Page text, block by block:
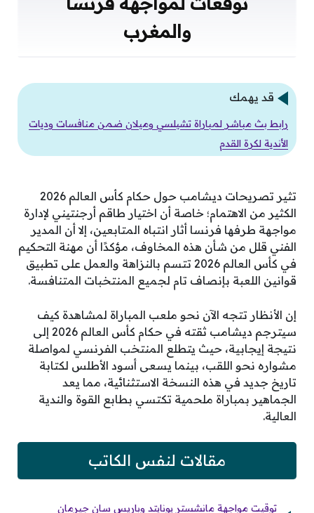
والمغرب
قد يهمك
رابط بث مباشر لمباراة تشيلسي وميلان ضمن منافسات وديات
الأندية لكرة القدم
تثير تصريحات ديشامب حول حكام كأس العالم 2026
الكثير من الاهتمام؛ خاصة أن اختيار طاقم أرجنتيني لإدارة
مواجهة طرفها فرنسا أثار انتباه المتابعين، إلا أن المدير
الفني قلل من شأن هذه المخاوف، مؤكدًا أن مهنة التحكيم
في كأس العالم 2026 تتسم بالنزاهة والعمل على تطبيق
قوانين اللعبة بإنصاف تام لجميع المنتخبات المتنافسة.
إن الأنظار تتجه الآن نحو ملعب المباراة لمشاهدة كيف
سيترجم ديشامب ثقته في حكام كأس العالم 2026 إلى
نتيجة إيجابية، حيث يتطلع المنتخب الفرنسي لمواصلة
مشواره نحو اللقب، بينما يسعى أسود الأطلس لكتابة
تاريخ جديد في هذه النسخة الاستثنائية، مما يعد
الجماهير بمباراة ملحمية تكتسي بطابع القوة والندية
العالية.
مقالات لنفس الكاتب
توقيت مواجهة مانشستر يونايتد وباريس سان جيرمان